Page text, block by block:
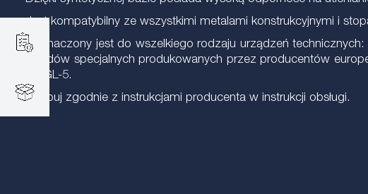
- Jest kompatybilny ze wszystkimi metalami konstrukcyjnymi i
Przeznaczony jest do wszelkiego rodzaju urządzeń
pojazdów specjalnych produkowanych przez producentów
i/lub GL-5.
Postępuj zgodnie z instrukcjami producenta w instrukcji obsługi.